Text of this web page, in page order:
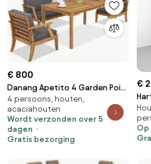
€ 800
Danang Apetito 4 Garden Point
tuinmeubelen van acaciahout
4 persoons, houten,
acaciahouten
Wordt verzonden over 5
dagen
Gratis bezorging
€
Op